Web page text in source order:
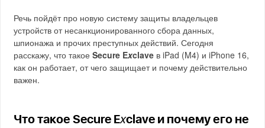
Речь пойдёт про новую систему защиты владельцев
устройств от несанкционированного сбора данных,
шпионажа и прочих преступных действий. Сегодня
расскажу, что такоеSecure Exclave в iPad (M4) и iPhone 16,
как он работает, от чего защищает и почему действительно
важен.
Что такое Secure Exclave и почему его не